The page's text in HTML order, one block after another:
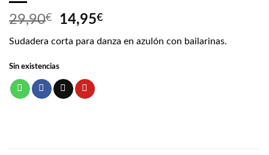
29,90€
El
original
29,90€.
14,95€El
actual
Sudadera corta para danza en azulón con bailarinas.
Sin existencias